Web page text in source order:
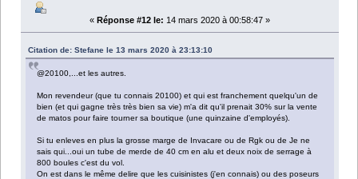
« Réponse #12 le: 14 mars 2020 à 00:58:47 »
Citation de: Stefane le 13 mars 2020 à 23:13:10
@20100,...et les autres.
Mon revendeur (que tu connais 20100) et qui est franchement quelqu'un de
bien (et qui gagne très très bien sa vie) m'a dit qu'il prenait 30% sur la vente
de matos pour faire tourner sa boutique (une quinzaine d'employés).
Si tu enleves en plus la grosse marge de Invacare ou de Rgk ou de Je ne
sais qui...oui un tube de merde de 40 cm en alu et deux noix de serrage à
800 boules c'est du vol.
On est dans le même delire que les cuisinistes (j'en connais) ou des poseurs